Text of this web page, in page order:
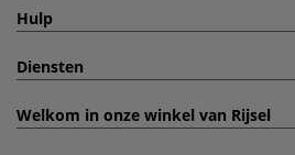
Hulp
Diensten
Welkom in onze winkel van Rijsel